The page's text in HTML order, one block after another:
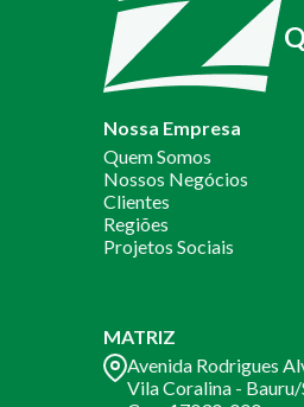
Nossa Empresa
Quem Somos
Nossos Negócios
Clientes
Regiões
Projetos Sociais
MATRIZ
Avenida Rodrigues
Vila Coralina - Bauru/